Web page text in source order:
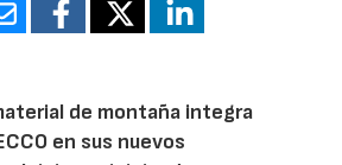
de montaña integra
en sus nuevos